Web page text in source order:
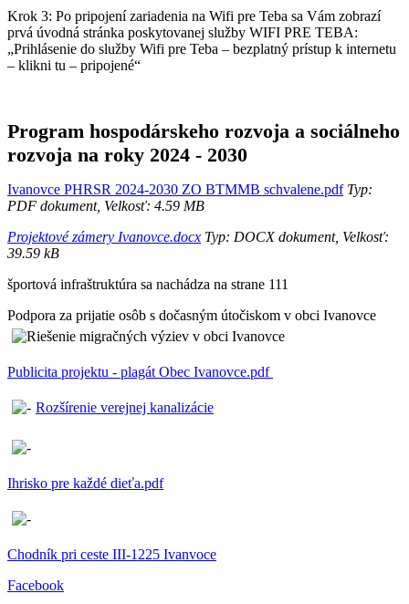
Krok 3: Po pripojení zariadenia na Wifi pre Teba sa Vám zobrazí
prvá úvodná stránka poskytovanej služby WIFI PRE TEBA:
„Prihlásenie do služby Wifi pre Teba – bezplatný prístup k internetu
– klikni tu – pripojené“
Program hospodárskeho rozvoja a sociálneho
rozvoja na roky 2024 - 2030
Ivanovce PHRSR 2024-2030 ZO BTMMB schvalene.pdfTyp:
PDF dokument, Velkosť: 4.59 MB
Projektové zámery Ivanovce.docx Typ: DOCX dokument, Velkosť:
39.59 kB
športová infraštruktúra sa nachádza na strane 111
Podpora za prijatie osôb s dočasným útočiskom v obci Ivanovce
Publicita projektu - plagát Obec Ivanovce.pdf
Rozšírenie verejnej kanalizácie
Ihrisko pre každé dieťa.pdf
Chodník pri ceste III-1225 Ivanvoce
Facebook